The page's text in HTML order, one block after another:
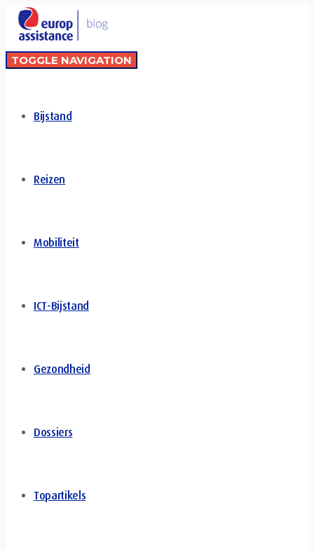
TOGGLE NAVIGATION
Bijstand
Reizen
Mobiliteit
ICT-Bijstand
Gezondheid
Dossiers
Topartikels